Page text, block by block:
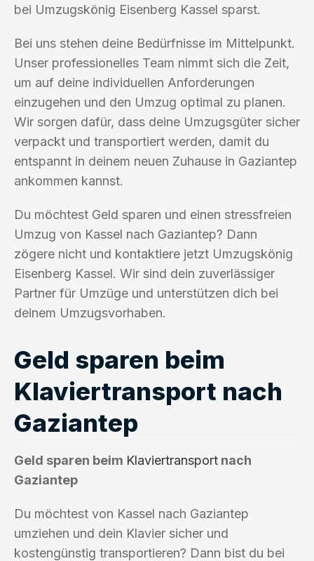
bei Umzugskönig Eisenberg Kassel sparst.
Bei uns stehen deine Bedürfnisse im Mittelpunkt.
Unser professionelles Team nimmt sich die Zeit,
um auf deine individuellen Anforderungen
einzugehen und den Umzug optimal zu planen.
Wir sorgen dafür, dass deine Umzugsgüter sicher
verpackt und transportiert werden, damit du
entspannt in deinem neuen Zuhause in Gaziantep
ankommen kannst.
Du möchtest Geld sparen und einen stressfreien
Umzug von Kassel nach Gaziantep? Dann
zögere nicht und kontaktiere jetzt Umzugskönig
Eisenberg Kassel. Wir sind dein zuverlässiger
Partner für Umzüge und unterstützen dich bei
deinem Umzugsvorhaben.
Geld sparen beim
Klaviertransport nach
Gaziantep
Geld sparen beim Klaviertransport nach
Gaziantep
Du möchtest von Kassel nach Gaziantep
umziehen und dein Klavier sicher und
kostengünstig transportieren? Dann bist du bei